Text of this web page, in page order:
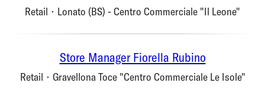
Retail · Lonato (BS) - Centro Commerciale "Il Leone"
Store Manager Fiorella Rubino
Retail · Gravellona Toce "Centro Commerciale Le Isole"